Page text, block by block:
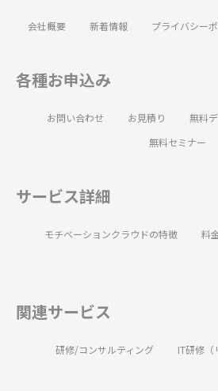
会社概要 新着情報 プライバシー
各種お申込み
お問い合わせ お見積り 無料
無料セミナー
サービス詳細
モチベーションクラウドの特徴 料
関連サービス
研修/コンサルティング IT研修（